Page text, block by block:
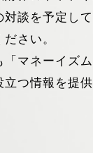
対談を予定し
さい。
マネーイズム
つ情報を提